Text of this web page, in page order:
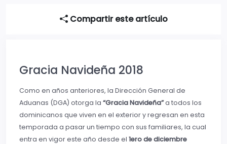
Compartir este artículo
Gracia Navideña 2018
Como en años anteriores, la Dirección General de
Aduanas (DGA) otorga la “Gracia Navideña”a todos los
dominicanos que viven en el exterior y regresan en esta
temporada a pasar un tiempo con sus familiares, la cual
entra en vigor este año desde el 1ero de diciembre